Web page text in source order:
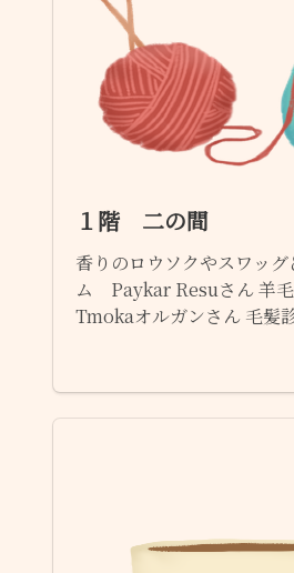
１階 二の間
香りのロウソクやスワッ
ム Paykar Resuさん 羊
Tmokaオルガンさん 毛髪